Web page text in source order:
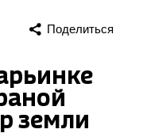
Поделиться
земли